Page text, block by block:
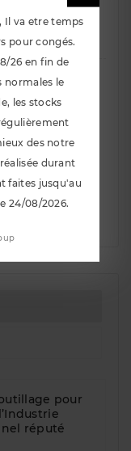
pour
réputé
Il va etre temps
pour congés.
26 en fin de
normales le
les stocks
des notre
durant
faites jusqu'au
24/08/2026.